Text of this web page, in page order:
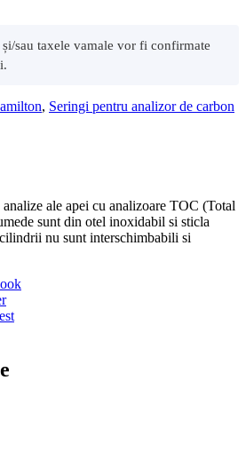
și/sau taxele vamale vor fi confirmate
, Seringi pentru analizor de carbon
ale apei cu analizoare TOC (Total
sunt din otel inoxidabil si sticla
nu sunt interschimbabili si